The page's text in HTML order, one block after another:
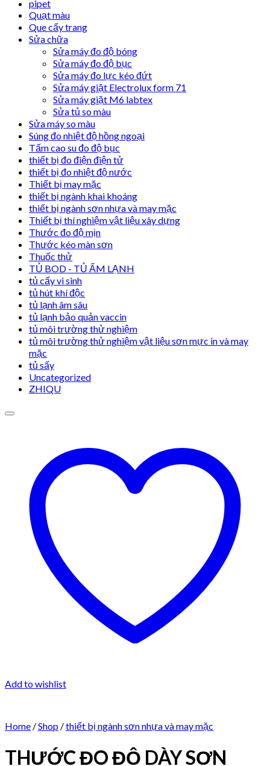
pipet
Quạt màu
Que cấy trang
Sửa chữa
Sửa máy đo độ bóng
Sửa máy đo độ bục
Sửa máy đo lực kéo đứt
Sửa máy giặt Electrolux form 71
Sửa máy giặt M6 labtex
Sửa tủ so màu
Sửa máy so màu
Súng đo nhiệt độ hồng ngoại
Tấm cao su đo độ bục
thiết bị đo điện điện tử
thiết bị đo nhiệt độ nước
Thiết bị may mặc
thiết bị ngành khai khoáng
thiết bị ngành sơn nhựa và may mặc
Thiết bị thí nghiệm vật liệu xây dựng
Thước đo độ mịn
Thước kéo màn sơn
Thuốc thử
TỦ BOD - TỦ ẤM LẠNH
tủ cấy vi sinh
tủ hút khí độc
tủ lạnh âm sâu
tủ lạnh bảo quản vaccin
tủ môi trường thử nghiệm
tủ môi trường thử nghiệm vật liệu sơn mực in và may
mặc
tủ sấy
Uncategorized
ZHIQU
Add to wishlist
Home /Shop /thiết bị ngành sơn nhựa và may mặc
THƯỚC ĐO ĐỘ DÀY SƠN